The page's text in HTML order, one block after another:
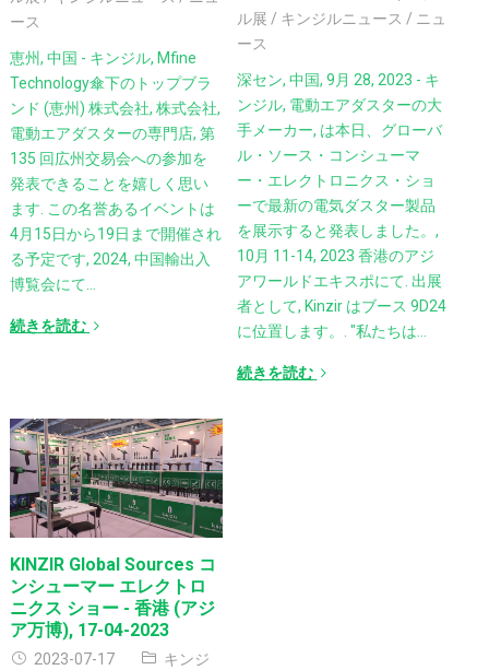
ース
恵州, 中国 - キンジル, Mfine
Technology傘下のトップブラ
ンド (恵州) 株式会社, 株式会社,
電動エアダスターの専門店, 第
135 回広州交易会への参加を
発表できることを嬉しく思い
ます. この名誉あるイベントは
4月15日から19日まで開催され
る予定です, 2024, 中国輸出入
博覧会にて…
続きを読む
ル展 / キンジルニュース / ニュ
ース
深セン, 中国, 9月 28, 2023 - キ
ンジル, 電動エアダスターの大
手メーカー, は本日、グローバ
ル・ソース・コンシューマ
ー・エレクトロニクス・ショ
ーで最新の電気ダスター製品
を展示すると発表しました。,
10月 11-14, 2023 香港のアジ
アワールドエキスポにて. 出展
者として, Kinzir はブース 9D24
に位置します。. "私たちは…
続きを読む
KINZIR Global Sources コ
ンシューマー エレクトロ
ニクス ショー - 香港 (アジ
ア万博), 17-04-2023
2023-07-17
キンジ